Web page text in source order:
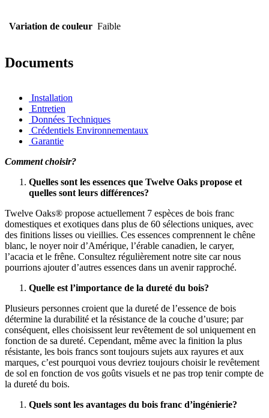
Variation de couleur Faible
Documents
Installation
Entretien
Données Techniques
Crédentiels Environnementaux
Garantie
Comment choisir?
Quelles sont les essences que Twelve Oaks propose et
quelles sont leurs différences?
Twelve Oaks® propose actuellement 7 espèces de bois franc
domestiques et exotiques dans plus de 60 sélections uniques, avec
des finitions lisses ou vieillies. Ces essences comprennent le chêne
blanc, le noyer noir d’Amérique, l’érable canadien, le caryer,
l’acacia et le frêne. Consultez régulièrement notre site car nous
pourrions ajouter d’autres essences dans un avenir rapproché.
Quelle est l’importance de la dureté du bois?
Plusieurs personnes croient que la dureté de l’essence de bois
détermine la durabilité et la résistance de la couche d’usure; par
conséquent, elles choisissent leur revêtement de sol uniquement en
fonction de sa dureté. Cependant, même avec la finition la plus
résistante, les bois francs sont toujours sujets aux rayures et aux
marques, c’est pourquoi vous devriez toujours choisir le revêtement
de sol en fonction de vos goûts visuels et ne pas trop tenir compte de
la dureté du bois.
Quels sont les avantages du bois franc d’ingénierie?